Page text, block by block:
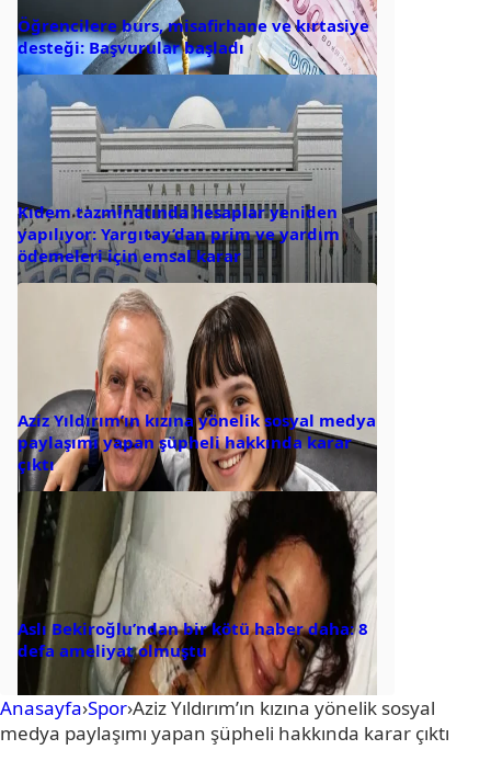
Öğrencilere burs, misafirhane ve kırtasiye
desteği: Başvurular başladı
Kıdem tazminatında hesaplar yeniden
yapılıyor: Yargıtay’dan prim ve yardım
ödemeleri için emsal karar
Aziz Yıldırım’ın kızına yönelik sosyal medya
paylaşımı yapan şüpheli hakkında karar
çıktı
Aslı Bekiroğlu’ndan bir kötü haber daha: 8
defa ameliyat olmuştu
Anasayfa›Spor›Aziz Yıldırım’ın kızına yönelik sosyal
medya paylaşımı yapan şüpheli hakkında karar çıktı